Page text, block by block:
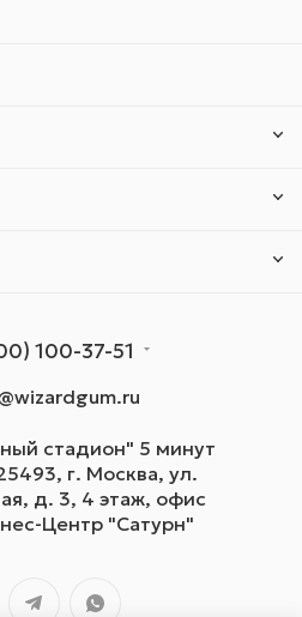
100-37-51
стадион" 5 минут
г. Москва, ул.
д. 3, 4 этаж, офис
Центр "Сатурн"